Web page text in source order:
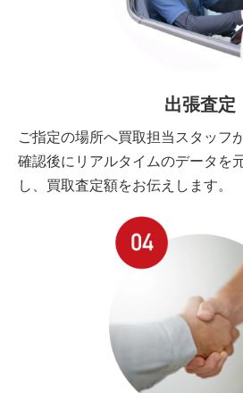
出張査定
ご指定の場所へ買取担当スタッフ
確認後にリアルタイムのデータを
し、買取査定額をお伝えします。